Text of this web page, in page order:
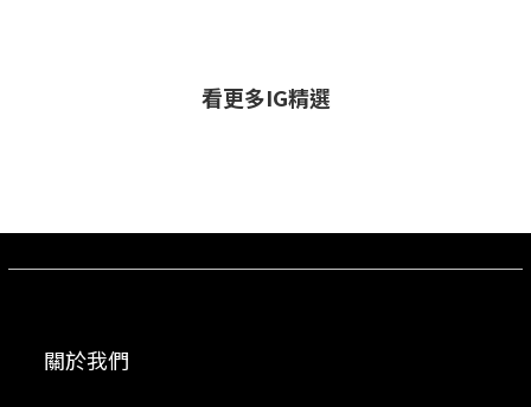
看更多IG精選
關於我們